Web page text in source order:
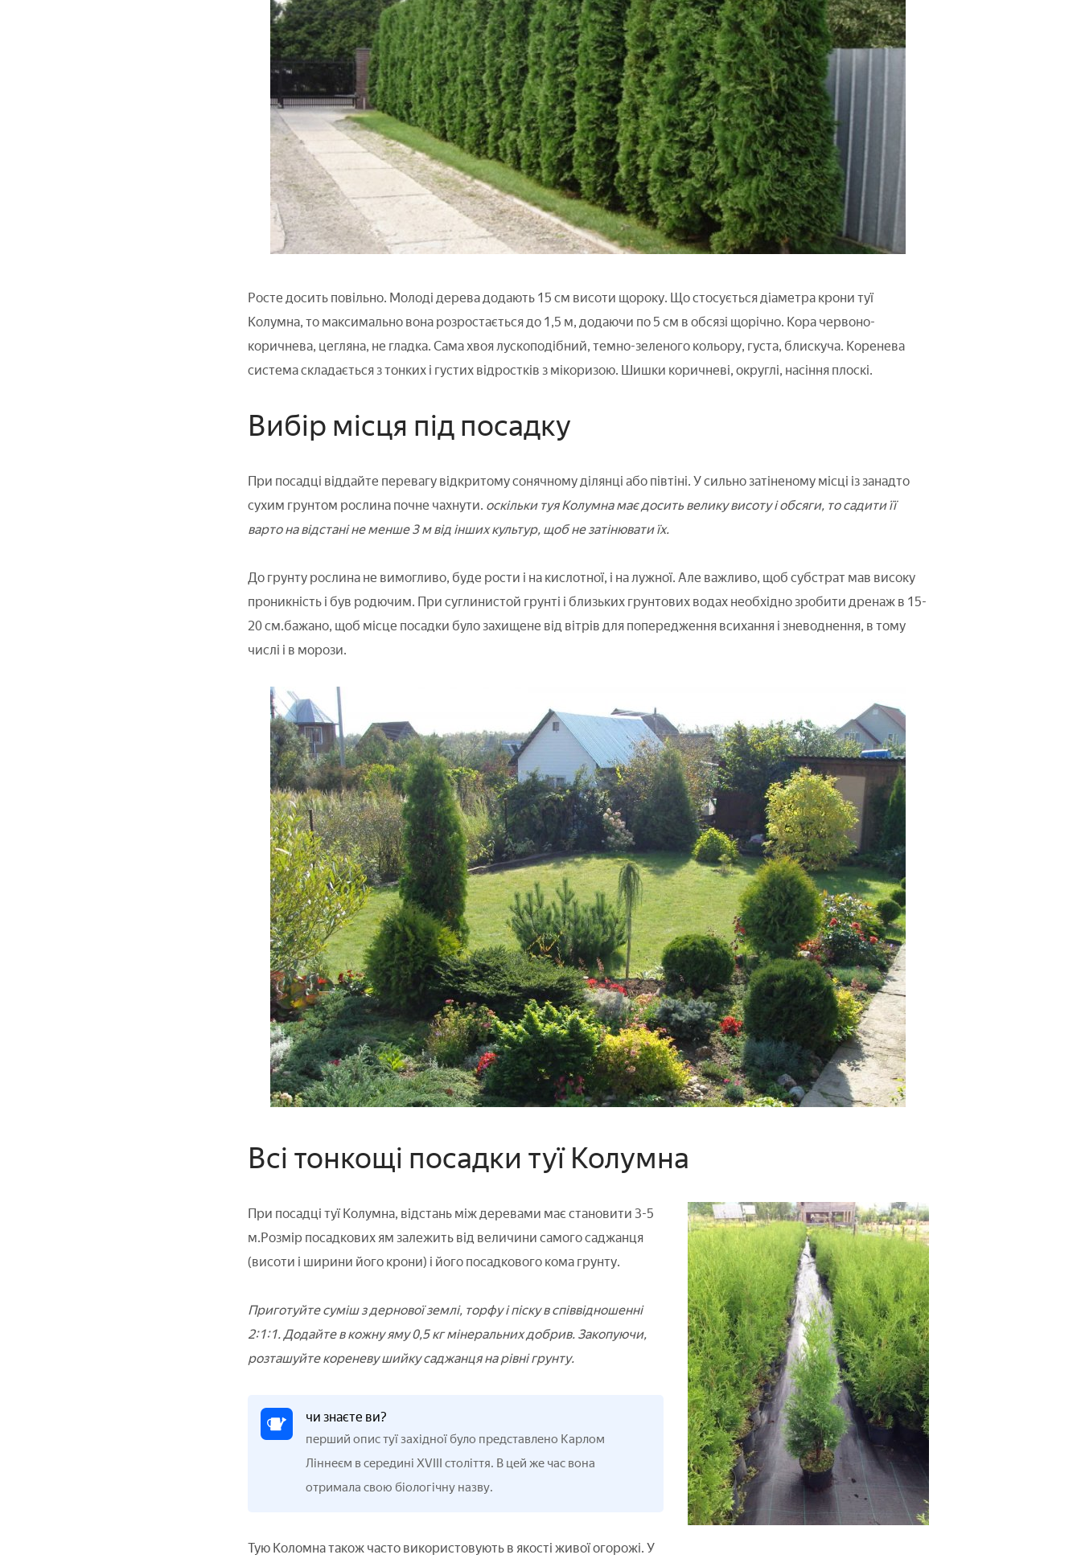
Росте досить повільно. Молоді дерева додають 15 см висоти щороку. Що стосується діаметра крони туї
Колумна, то максимально вона розростається до 1,5 м, додаючи по 5 см в обсязі щорічно. Кора червоно-
коричнева, цегляна, не гладка. Сама хвоя лускоподібний, темно-зеленого кольору, густа, блискуча. Коренева
система складається з тонких і густих відростків з мікоризою. Шишки коричневі, округлі, насіння плоскі.
Вибір місця під посадку
При посадці віддайте перевагу відкритому сонячному ділянці або півтіні. У сильно затіненому місці із занадто
сухим грунтом рослина почне чахнути. оскільки туя Колумна має досить велику висоту і обсяги, то садити її
варто на відстані не менше 3 м від інших культур, щоб не затінювати їх.
До грунту рослина не вимогливо, буде рости і на кислотної, і на лужної. Але важливо, щоб субстрат мав високу
проникність і був родючим. При суглинистой грунті і близьких грунтових водах необхідно зробити дренаж в 15-
20 см.бажано, щоб місце посадки було захищене від вітрів для попередження всихання і зневоднення, в тому
числі і в морози.
Всі тонкощі посадки туї Колумна
При посадці туї Колумна, відстань між деревами має становити 3-5
м.Розмір посадкових ям залежить від величини самого саджанця
(висоти і ширини його крони) і його посадкового кома грунту.
Приготуйте суміш з дернової землі, торфу і піску в співвідношенні
2:1:1. Додайте в кожну яму 0,5 кг мінеральних добрив. Закопуючи,
розташуйте кореневу шийку саджанця на рівні грунту.
чи знаєте ви?
перший опис туї західної було представлено Карлом
Ліннеєм в середині XVIII століття. В цей же час вона
отримала свою біологічну назву.
Тую Коломна також часто використовують в якості живої огорожі. У